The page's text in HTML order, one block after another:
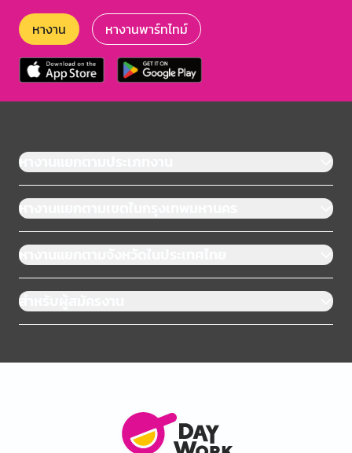
หางาน หางานพาร์ทไทม์
หางานแยกตามประเภทงาน
หางานแยกตามเขตในกรุงเทพมหานคร
หางานแยกตามจังหวัดในประเทศไทย
สำหรับผู้สมัครงาน